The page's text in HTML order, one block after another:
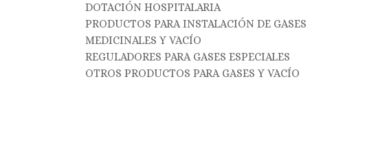
DOTACIÓN HOSPITALARIA
PRODUCTOS PARA INSTALACIÓN DE GASES
MEDICINALES Y VACÍO
REGULADORES PARA GASES ESPECIALES
OTROS PRODUCTOS PARA GASES Y VACÍO